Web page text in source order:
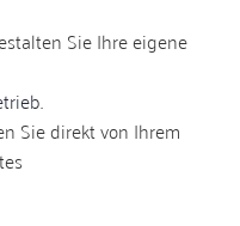
Sie Ihre eigene
Sie direkt von Ihrem